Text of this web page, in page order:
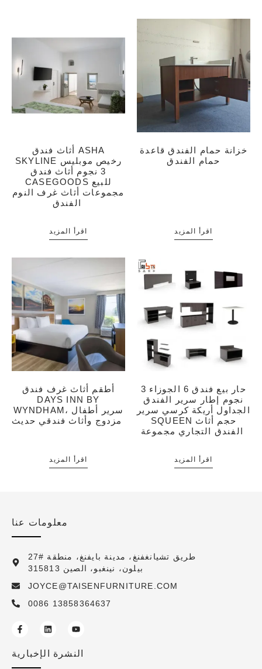
أثاث فندق ASHA
SKYLINE رخيص موبليس
3 نجوم أثاث فندق
CASEGOODS للبيع
مجموعات أثاث غرف النوم
اقرأ المزيد
خزانة حمام الفندق قاعدة
حمام الفندق
اقرأ المزيد
أطقم أثاث غرف فندق
DAYS INN BY
WYNDHAM، سرير أطفال
اقرأ المزيد
حار بيع فندق 6 الجوزاء 3
نجوم إطار سرير الفندق
الجداول أريكة كرسي سرير
SQUEEN حجم أثاث
اقرأ المزيد
معلومات عنا
27# طريق تشيانغفنغ، مدينة بايفنغ، منطقة
بيلون، نينغبو، الصين 315813
JOYCE@TAISENFURNITURE.COM
0086 13858364637
النشرة الإخبارية